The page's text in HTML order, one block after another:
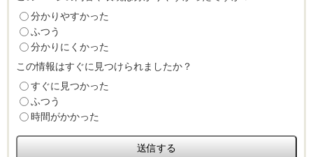
分かりやすかった
ふつう
分かりにくかった
この情報はすぐに見つけられましたか？
すぐに見つかった
ふつう
時間がかかった